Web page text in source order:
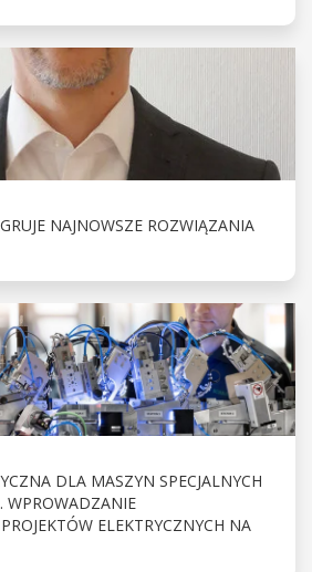
NAJNOWSZE ROZWIĄZANIA
DLA MASZYN SPECJALNYCH
WPROWADZANIE
ELEKTRYCZNYCH NA